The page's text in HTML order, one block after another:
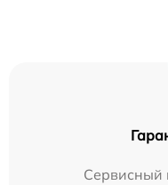
Сервисный